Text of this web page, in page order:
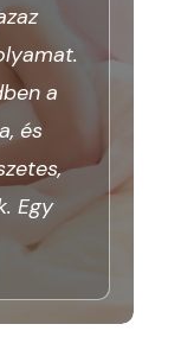
a
és
Egy